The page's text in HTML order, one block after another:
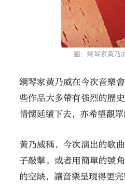
圖：鋼琴家黃乃威
鋼琴家黃乃威在今次音樂
些作品大多帶有強烈的歷
情懷延續下去，亦希望觀
黃乃威稱，今次演出的歌
子敲擊，或者用簡單的號
的空缺，讓音樂呈現得更完